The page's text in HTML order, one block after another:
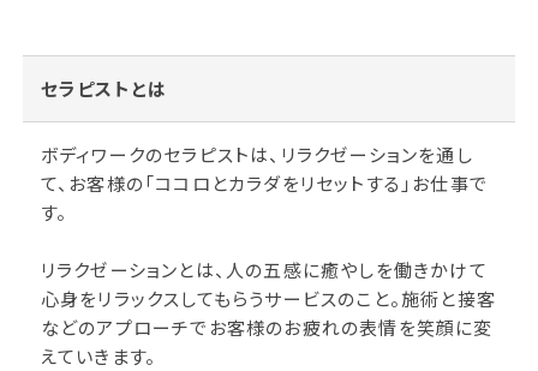
セラピストとは
ボディワークのセラピストは、リラクゼーションを通し
て、お客様の「ココロとカラダをリセットする」お仕事で
す。
リラクゼーションとは、人の五感に癒やしを働きかけて
心身をリラックスしてもらうサービスのこと。施術と接客
などのアプローチでお客様のお疲れの表情を笑顔に変
えていきます。